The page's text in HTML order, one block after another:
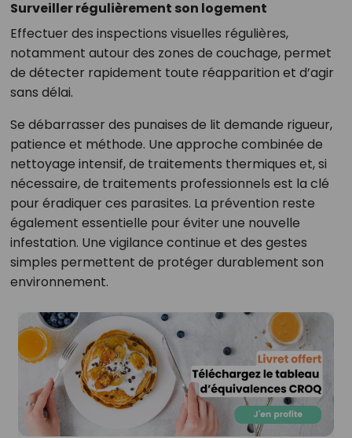
Surveiller régulièrement son logement
Effectuer des inspections visuelles régulières,
notamment autour des zones de couchage, permet
de détecter rapidement toute réapparition et d’agir
sans délai.
Se débarrasser des punaises de lit demande rigueur,
patience et méthode. Une approche combinée de
nettoyage intensif, de traitements thermiques et, si
nécessaire, de traitements professionnels est la clé
pour éradiquer ces parasites. La prévention reste
également essentielle pour éviter une nouvelle
infestation. Une vigilance continue et des gestes
simples permettent de protéger durablement son
environnement.